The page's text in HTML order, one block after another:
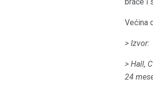
Većina
> Izvor:
> Hall,
24